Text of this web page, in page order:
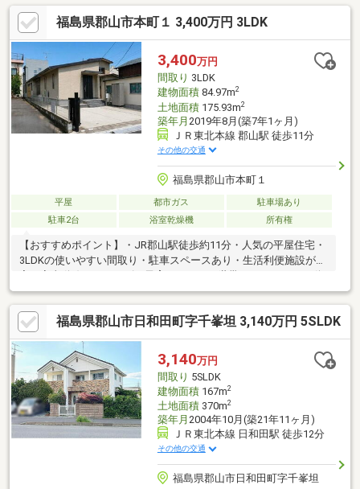
模コミュニティの東山ヒルズ。49号線側に出ればブイチェーン、
クスリのアオキ、ツルハドラッグ、コメリ、デイリーヤマザキ、
ファミリーマートと店舗が揃っています！■本物件は集中浄化槽
となっており、管理費として4 000円/月が発生いたします。別
途、町内会費8 000円/年が発生いたします。
福島県郡山市本町１ 3,400万円 3LDK
3,400万円
間取り 3LDK
建物面積84.97m2
土地面積175.93m2
築年月 2019年8月(築7年1ヶ月)
ＪＲ東北本線 郡山駅 徒歩11分
その他の交通
福島県郡山市本町１
平屋 都市ガス
駐車場あり
駐車2台
浴室乾燥機 所有権
【おすすめポイント】・JR郡山駅徒歩約11分・人気の平屋住宅・
3LDKの使いやすい間取り・駐車スペースあり・生活利便施設が充
産の事なら『地域密着×ローンに強い』【郡山不動産.com by47
不動産】にお任せください♪・注文住宅・内装リフォーム工事・太
陽光パネル・蓄電池・外構工事・売却相談・住宅ローンのお悩み
全般住まいをトータルサポート致します◎フットワークの軽さが
自慢♪お気軽にご相談ください！
福島県郡山市日和田町字千峯坦 3,140万円 5SLDK
3,140万円
間取り 5SLDK
建物面積167m2
土地面積370m2
築年月 2004年10月(築21年11ヶ月)
ＪＲ東北本線 日和田駅 徒歩12分
その他の交通
福島県郡山市日和田町字千峯坦